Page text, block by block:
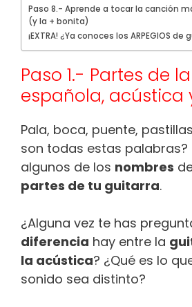
Paso 8.- Aprende a tocar la canción
(y la + bonita)
¡EXTRA! ¿Ya conoces los ARPEGIOS de
Paso 1.- Partes de
española, acústica
Pala, boca, puente,
son todas estas palabras?
algunos de los nombres
partes de tu guitarra.
¿Alguna vez te has
diferencia hay entre la
la acústica? ¿Qué es lo
sonido sea distinto?